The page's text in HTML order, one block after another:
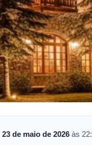
23 de maio de 2026 às